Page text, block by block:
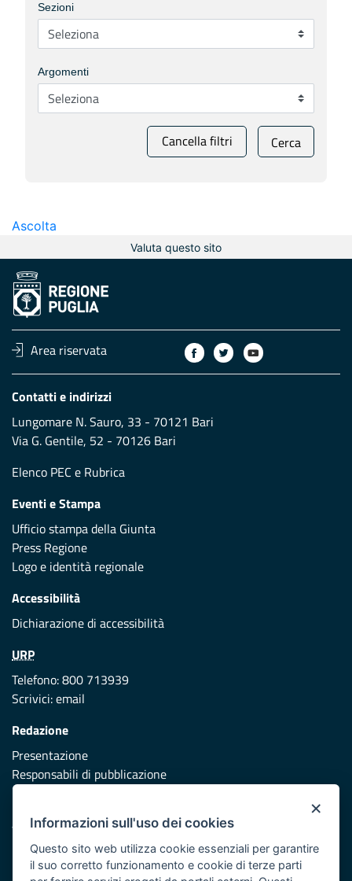
Sezioni
Argomenti
Cancella filtri Cerca
Ascolta
Valuta questo sito
Area riservata
Contatti e indirizzi
Lungomare N. Sauro, 33 - 70121 Bari
Via G. Gentile, 52 - 70126 Bari
Elenco PEC e Rubrica
Eventi e Stampa
Ufficio stampa della Giunta
Press Regione
Logo e identità regionale
Accessibilità
Dichiarazione di accessibilità
URP
Telefono: 800 713939
Scrivici:email
Redazione
Presentazione
Responsabili di pubblicazione
Vai al sito di Protezione Civile Puglia
Iniziativa finanziata con risorse del POR Puglia 2014/2020 -
×
Informazioni sull'uso dei cookies
Questo sito web utilizza cookie essenziali per garantire
il suo corretto funzionamento e cookie di terze parti